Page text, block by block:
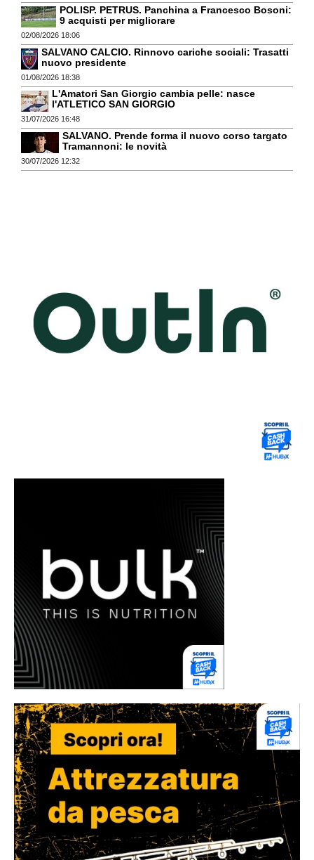
POLISP. PETRUS. Panchina a Francesco Bosoni:
9 acquisti per migliorare
02/08/2026 18:06
SALVANO CALCIO. Rinnovo cariche sociali: Trasatti
nuovo presidente
01/08/2026 18:38
L'Amatori San Giorgio cambia pelle: nasce
l'ATLETICO SAN GIORGIO
31/07/2026 16:48
SALVANO. Prende forma il nuovo corso targato
Tramannoni: le novità
30/07/2026 12:32